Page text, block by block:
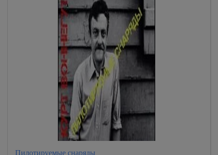
Пилотируемые снаряды